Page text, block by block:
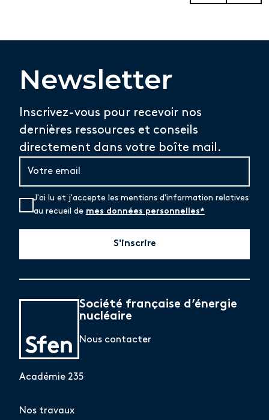
Newsletter
Inscrivez-vous pour recevoir nos
dernières ressources et conseils
directement dans votre boîte mail.
J'ai lu et j'accepte les mentions d'information relatives
au recueil de mes données personnelles*
S'inscrire
Société française d’énergie
nucléaire
Nous contacter
Académie 235
Nos travaux